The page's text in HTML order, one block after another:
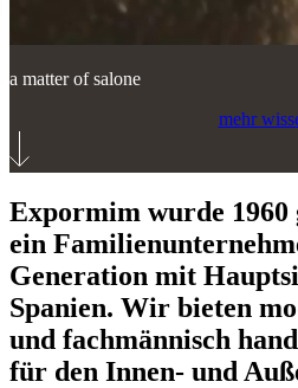
a matter of salone
mehr
Expormim wurde 1960
ein
Generation mit
Spanien. Wir bieten
und fachmännisch
für den Innen- und